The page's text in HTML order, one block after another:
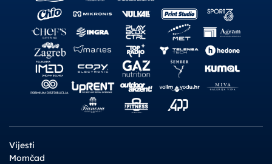
Vijesti
Momčad